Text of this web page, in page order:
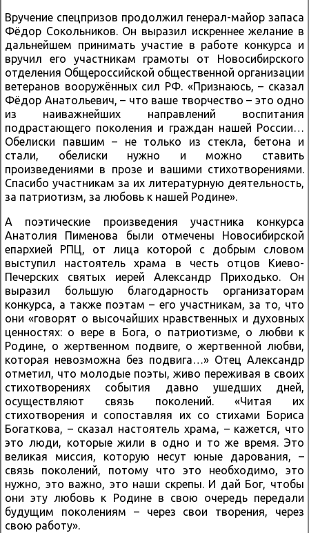
Вручение спецпризов продолжил генерал-майор запаса
Фёдор Сокольников. Он выразил искреннее желание в
дальнейшем принимать участие в работе конкурса и
вручил его участникам грамоты от Новосибирского
отделения Общероссийской общественной организации
ветеранов вооружённых сил РФ. «Признаюсь, – сказал
Фёдор Анатольевич, – что ваше творчество – это одно
из наиважнейших направлений воспитания
подрастающего поколения и граждан нашей России…
Обелиски павшим – не только из стекла, бетона и
стали, обелиски нужно и можно ставить
произведениями в прозе и вашими стихотворениями.
Спасибо участникам за их литературную деятельность,
за патриотизм, за любовь к нашей Родине».
А поэтические произведения участника конкурса
Анатолия Пименова были отмечены Новосибирской
епархией РПЦ, от лица которой с добрым словом
выступил настоятель храма в честь отцов Киево-
Печерских святых иерей Александр Приходько. Он
выразил большую благодарность организаторам
конкурса, а также поэтам – его участникам, за то, что
они «говорят о высочайших нравственных и духовных
ценностях: о вере в Бога, о патриотизме, о любви к
Родине, о жертвенном подвиге, о жертвенной любви,
которая невозможна без подвига…» Отец Александр
отметил, что молодые поэты, живо переживая в своих
стихотворениях события давно ушедших дней,
осуществляют связь поколений. «Читая их
стихотворения и сопоставляя их со стихами Бориса
Богаткова, – сказал настоятель храма, – кажется, что
это люди, которые жили в одно и то же время. Это
великая миссия, которую несут юные дарования, –
связь поколений, потому что это необходимо, это
нужно, это важно, это наши скрепы. И дай Бог, чтобы
они эту любовь к Родине в свою очередь передали
будущим поколениям – через свои творения, через
свою работу».